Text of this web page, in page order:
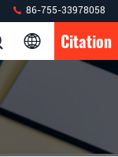
86-755-33978058
Citation